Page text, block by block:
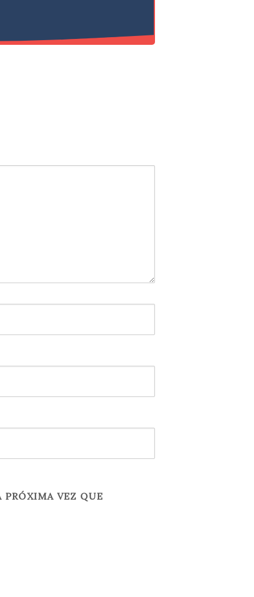
PRÓXIMA VEZ QUE